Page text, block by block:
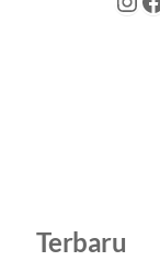
Terbaru